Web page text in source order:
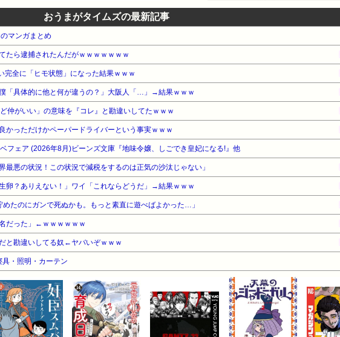
おうまがタイムズの最新記事
マンガまとめ
たら逮捕されたんだがｗｗｗｗｗｗｗ
完全に「ヒモ状態」になった結果ｗｗｗ
「具体的に他と何が違うの？」大阪人「…」→結果ｗｗｗ
仲がいい」の意味を『コレ』と勘違いしてたｗｗｗ
かっただけかペーパードライバーという事実ｗｗｗ
フェア (2026年8月)ビーンズ文庫『地味令嬢、しごでき皇妃になる!』他
最悪の状況！この状況で減税をするのは正気の沙汰じゃない」
卵？ありえない！」ワイ「これならどうだ」→結果ｗｗｗ
めたのにガンで死ぬかも。もっと素直に遊べばよかった…」
だった」←ｗｗｗｗｗｗ
と勘違いしてる奴←ヤバいぞｗｗｗ
・照明・カーテン